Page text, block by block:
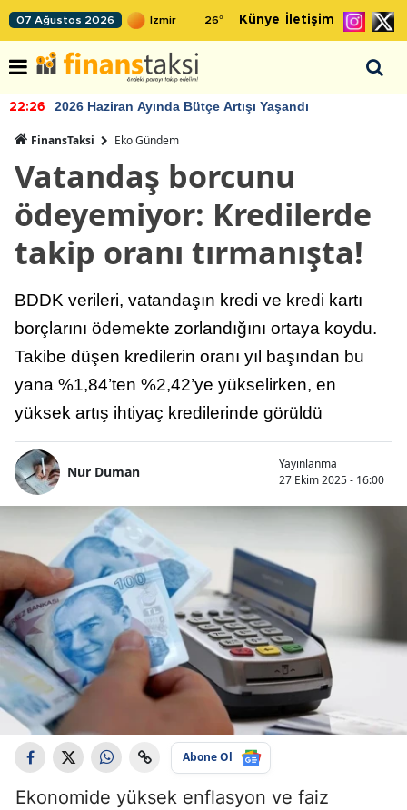
07 Ağustos 2026 26° Künye İletişim
22:26 2026 Haziran Ayında Bütçe Artışı Yaşandı
FinansTaksi Eko Gündem
Vatandaş borcunu
ödeyemiyor: Kredilerde
takip oranı tırmanışta!
BDDK verileri, vatandaşın kredi ve kredi kartı
borçlarını ödemekte zorlandığını ortaya koydu.
Takibe düşen kredilerin oranı yıl başından bu
yana %1,84’ten %2,42’ye yükselirken, en
yüksek artış ihtiyaç kredilerinde görüldü
Nur Duman
Yayınlanma
27 Ekim 2025 - 16:00
Abone Ol
Ekonomide yüksek enflasyon ve faiz